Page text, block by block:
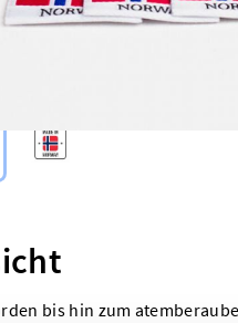
bis hin zum